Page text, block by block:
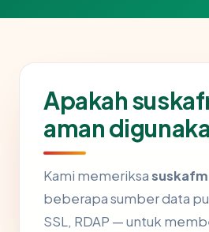
Apakah
aman
Kami memeriksa
beberapa sumber data
SSL, RDAP — untuk